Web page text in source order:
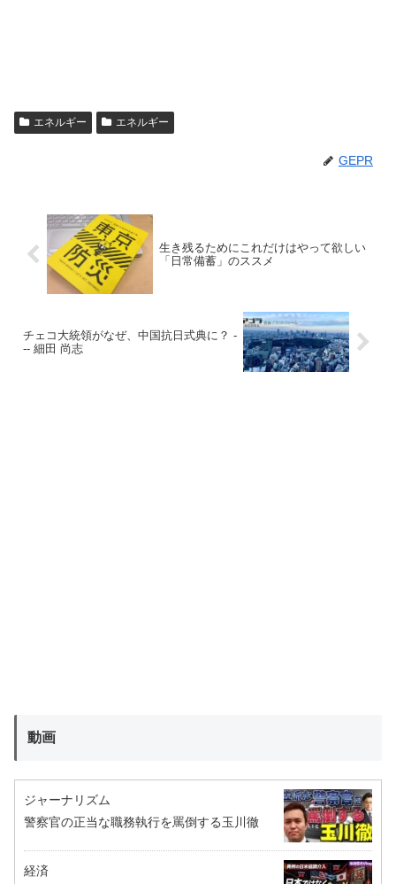
エネルギー エネルギー
GEPR
生き残るためにこれだけはやって欲しい
「日常備蓄」のススメ
チェコ大統領がなぜ、中国抗日式典に？ -
-- 細田 尚志
動画
ジャーナリズム
警察官の正当な職務執行を罵倒する玉川徹
経済